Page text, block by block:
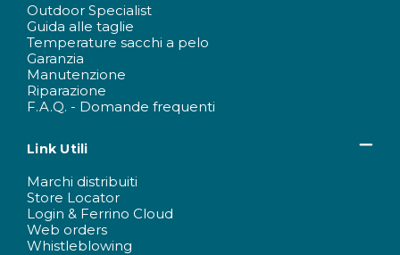
Outdoor Specialist
Guida alle taglie
Temperature sacchi a pelo
Garanzia
Manutenzione
Riparazione
F.A.Q. - Domande frequenti
Link Utili
Marchi distribuiti
Store Locator
Login & Ferrino Cloud
Web orders
Whistleblowing